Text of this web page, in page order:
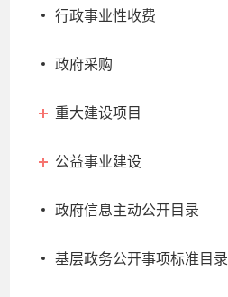
行政事业性收费
政府采购
重大建设项目
公益事业建设
政府信息主动公开目录
基层政务公开事项标准目录